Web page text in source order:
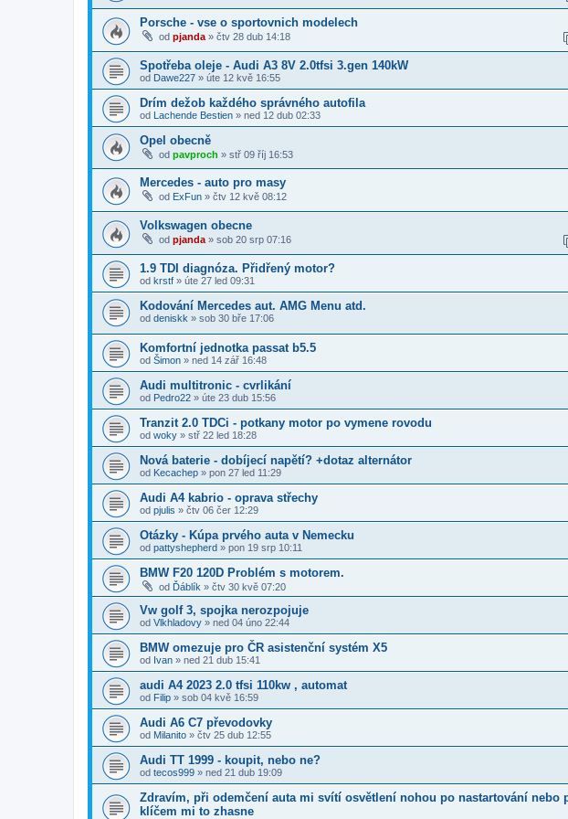
Porsche - vse o sportovnich modelech
od pjanda » čtv 28 dub 14:18
Spotřeba oleje - Audi A3 8V 2.0tfsi 3.gen 140kW
od Dawe227 » úte 12 kvě 16:55
Drím dežob každého správného autofila
od Lachende Bestien » ned 12 dub 02:33
Opel obecně
od pavproch » stř 09 říj 16:53
Mercedes - auto pro masy
od ExFun » čtv 12 kvě 08:12
Volkswagen obecne
od pjanda » sob 20 srp 07:16
1.9 TDI diagnóza. Přidřený motor?
od krstf » úte 27 led 09:31
Kodování Mercedes aut. AMG Menu atd.
od deniskk » sob 30 bře 17:06
Komfortní jednotka passat b5.5
od Šimon » ned 14 zář 16:48
Audi multitronic - cvrlikání
od Pedro22 » úte 23 dub 15:56
Tranzit 2.0 TDCi - potkany motor po vymene rovodu
od woky » stř 22 led 18:28
Nová baterie - dobíjecí napětí? +dotaz alternátor
od Kecachep » pon 27 led 11:29
Audi A4 kabrio - oprava střechy
od pjulis » čtv 06 čer 12:29
Otázky - Kúpa prvého auta v Nemecku
od pattyshepherd » pon 19 srp 10:11
BMW F20 120D Problém s motorem.
od Ďáblík » čtv 30 kvě 07:20
Vw golf 3, spojka nerozpojuje
od Vlkhladovy » ned 04 úno 22:44
BMW omezuje pro ČR asistenční systém X5
od Ivan » ned 21 dub 15:41
audi A4 2023 2.0 tfsi 110kw , automat
od Filip » sob 04 kvě 16:59
Audi A6 C7 převodovky
od Milanito » čtv 25 dub 12:55
Audi TT 1999 - koupit, nebo ne?
od tecos999 » ned 21 dub 19:09
Zdravím, při odemčení auta mi svítí osvětlení nohou po nastartování nebo
klíčem mi to zhasne